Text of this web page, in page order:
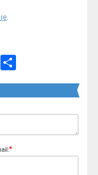
.​
Delen
*